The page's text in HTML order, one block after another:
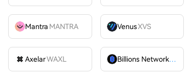
Mantra MANTRA VenusXVS
AxelarWAXL Billions Network
BILL